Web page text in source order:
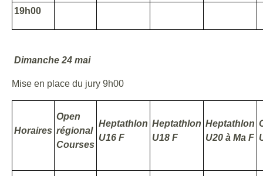
19h00
Dimanche 24 mai
Mise en place du jury 9h00
Horaires
Open
régional
Courses
Heptathlon
U16 F
Heptathlon
U18 F
Heptathlon
U20 à Ma F